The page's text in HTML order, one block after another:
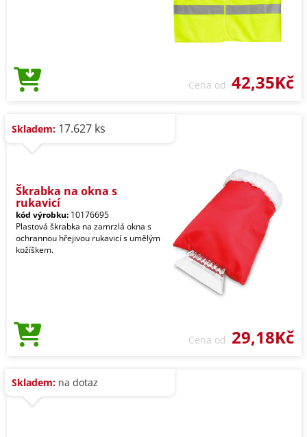
Cena od 42,35Kč
Skladem: 17.627 ks
Škrabka na okna s
rukavicí
kód výrobku: 10176695
Plastová škrabka na zamrzlá okna s
ochrannou hřejivou rukavicí s umělým
kožíškem.
Cena od 29,18Kč
Skladem: na dotaz